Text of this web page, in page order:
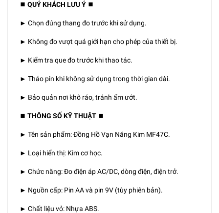
⏹️ QUÝ KHÁCH LƯU Ý ⏹️
► Chọn đúng thang đo trước khi sử dụng.
► Không đo vượt quá giới hạn cho phép của thiết bị.
► Kiểm tra que đo trước khi thao tác.
► Tháo pin khi không sử dụng trong thời gian dài.
► Bảo quản nơi khô ráo, tránh ẩm ướt.
⏹️ THÔNG SỐ KỸ THUẬT ⏹️
► Tên sản phẩm: Đồng Hồ Vạn Năng Kim MF47C.
► Loại hiển thị: Kim cơ học.
► Chức năng: Đo điện áp AC/DC, dòng điện, điện trở.
► Nguồn cấp: Pin AA và pin 9V (tùy phiên bản).
► Chất liệu vỏ: Nhựa ABS.